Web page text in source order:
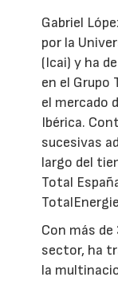
Gabriel
por la
(Icai) y ha
en el Grupo
el mercado
Ibérica.
sucesivas
largo del
Total
Con más de
sector, ha
la